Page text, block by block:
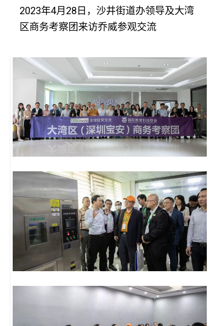
2023年4月28日，沙井街道办领导及大湾
区商务考察团来访乔威参观交流